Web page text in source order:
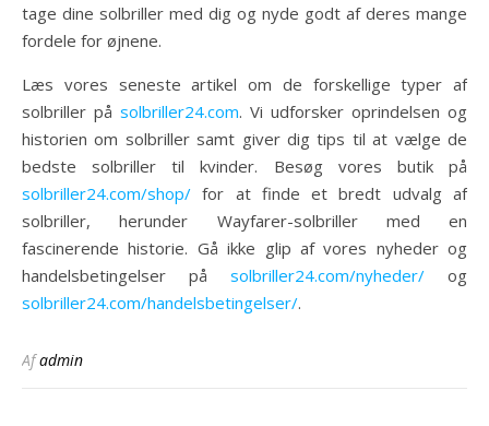
tage dine solbriller med dig og nyde godt af deres mange
fordele for øjnene.
Læs vores seneste artikel om de forskellige typer af
solbriller på solbriller24.com. Vi udforsker oprindelsen og
historien om solbriller samt giver dig tips til at vælge de
bedste solbriller til kvinder. Besøg vores butik på
solbriller24.com/shop/ for at finde et bredt udvalg af
solbriller, herunder Wayfarer-solbriller med en
fascinerende historie. Gå ikke glip af vores nyheder og
handelsbetingelser på solbriller24.com/nyheder/ og
solbriller24.com/handelsbetingelser/.
Afadmin